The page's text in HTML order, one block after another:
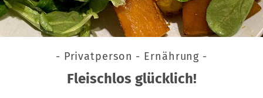
- Privatperson - Ernährung -
Fleischlos glücklich!